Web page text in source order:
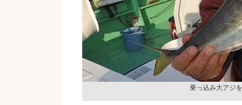
乗っ込み大アジ